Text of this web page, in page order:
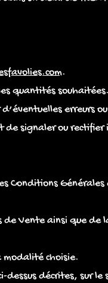
.
quantités souhaitées.
erreurs
de signaler ou
Conditions
Vente ainsi que de
choisie.
dessus décrites, sur le